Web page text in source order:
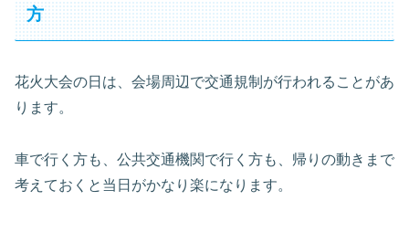
方
花火大会の日は、会場周辺で交通規制が行われることがあ
ります。
車で行く方も、公共交通機関で行く方も、帰りの動きまで
考えておくと当日がかなり楽になります。